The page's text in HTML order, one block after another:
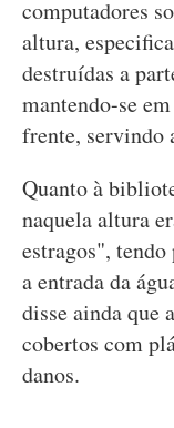
computadores
altura,
destruídas a
mantendo-se
frente, servindo
Quanto à
naquela altura
estragos",
a entrada da
disse ainda que
cobertos com
danos.